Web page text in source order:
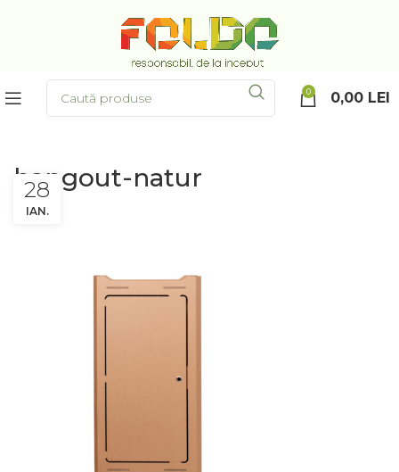
0 0,00 LEI
hangout-natur
28
IAN.